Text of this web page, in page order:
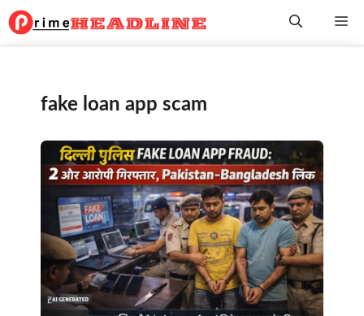
Skip
to
fake loan app scam